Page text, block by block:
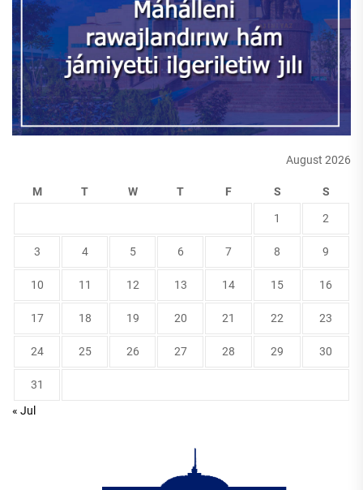
August 2026
M T W T F S S
1 2
3 4 5 6 7 8 9
10 11 12 13 14 15 16
17 18 19 20 21 22 23
24 25 26 27 28 29 30
31
« Jul